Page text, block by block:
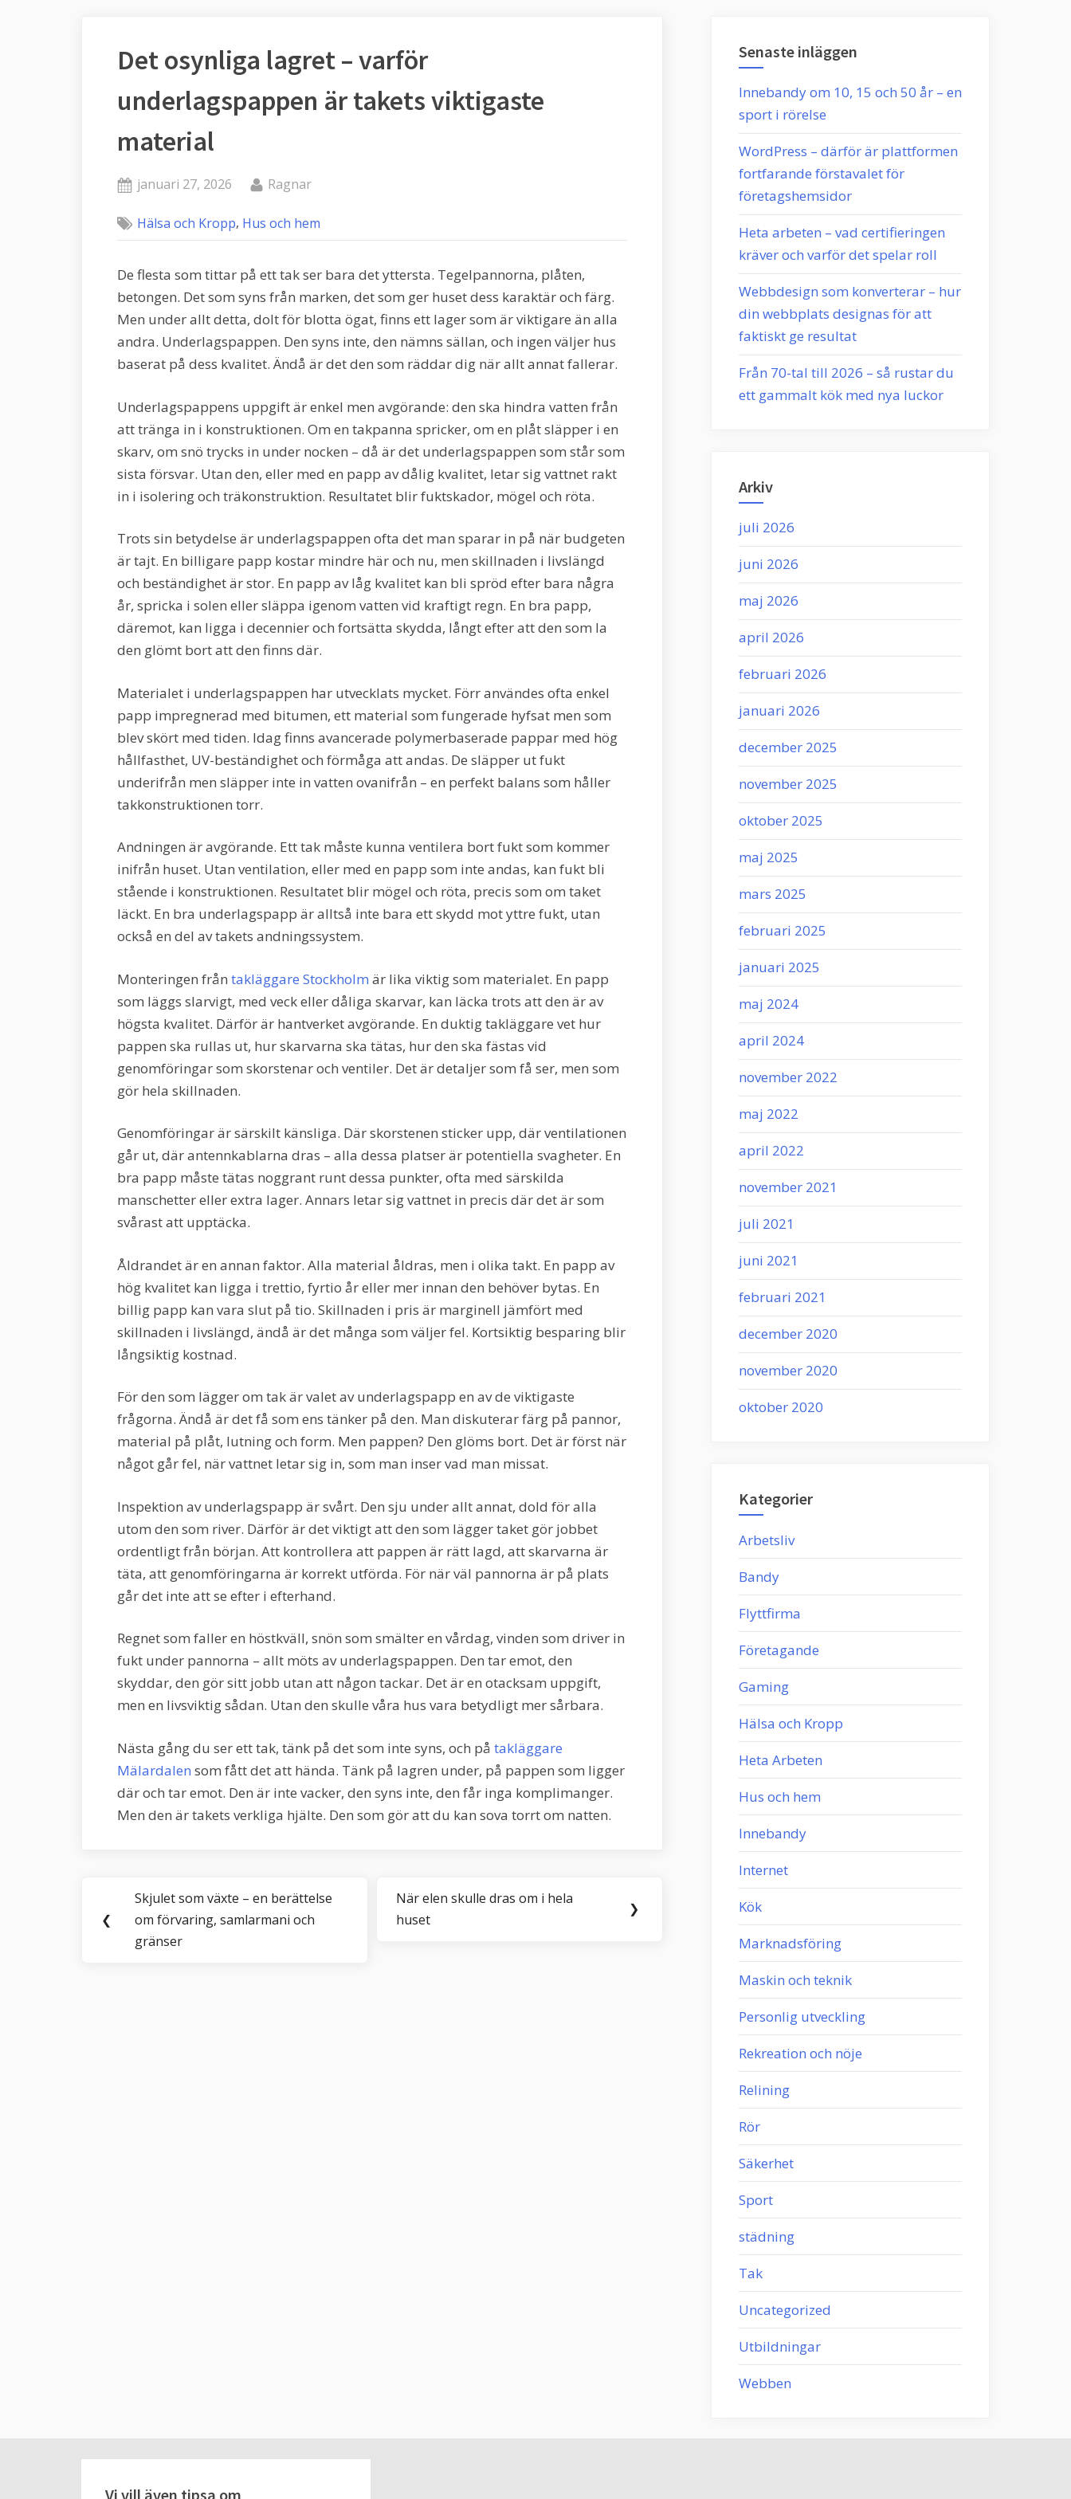
Det osynliga lagret – varför
underlagspappen är takets viktigaste
material
Posted
januari 27, 2026 By
Ragnar
Hälsa och Kropp, Hus och hem
De flesta som tittar på ett tak ser bara det yttersta. Tegelpannorna, plåten,
betongen. Det som syns från marken, det som ger huset dess karaktär och färg.
Men under allt detta, dolt för blotta ögat, finns ett lager som är viktigare än alla
andra. Underlagspappen. Den syns inte, den nämns sällan, och ingen väljer hus
baserat på dess kvalitet. Ändå är det den som räddar dig när allt annat fallerar.
Underlagspappens uppgift är enkel men avgörande: den ska hindra vatten från
att tränga in i konstruktionen. Om en takpanna spricker, om en plåt släpper i en
skarv, om snö trycks in under nocken – då är det underlagspappen som står som
sista försvar. Utan den, eller med en papp av dålig kvalitet, letar sig vattnet rakt
in i isolering och träkonstruktion. Resultatet blir fuktskador, mögel och röta.
Trots sin betydelse är underlagspappen ofta det man sparar in på när budgeten
är tajt. En billigare papp kostar mindre här och nu, men skillnaden i livslängd
och beständighet är stor. En papp av låg kvalitet kan bli spröd efter bara några
år, spricka i solen eller släppa igenom vatten vid kraftigt regn. En bra papp,
däremot, kan ligga i decennier och fortsätta skydda, långt efter att den som la
den glömt bort att den finns där.
Materialet i underlagspappen har utvecklats mycket. Förr användes ofta enkel
papp impregnerad med bitumen, ett material som fungerade hyfsat men som
blev skört med tiden. Idag finns avancerade polymerbaserade pappar med hög
hållfasthet, UV-beständighet och förmåga att andas. De släpper ut fukt
underifrån men släpper inte in vatten ovanifrån – en perfekt balans som håller
takkonstruktionen torr.
Andningen är avgörande. Ett tak måste kunna ventilera bort fukt som kommer
inifrån huset. Utan ventilation, eller med en papp som inte andas, kan fukt bli
stående i konstruktionen. Resultatet blir mögel och röta, precis som om taket
läckt. En bra underlagspapp är alltså inte bara ett skydd mot yttre fukt, utan
också en del av takets andningssystem.
Monteringen från takläggare Stockholm är lika viktig som materialet. En papp
som läggs slarvigt, med veck eller dåliga skarvar, kan läcka trots att den är av
högsta kvalitet. Därför är hantverket avgörande. En duktig takläggare vet hur
pappen ska rullas ut, hur skarvarna ska tätas, hur den ska fästas vid
genomföringar som skorstenar och ventiler. Det är detaljer som få ser, men som
gör hela skillnaden.
Genomföringar är särskilt känsliga. Där skorstenen sticker upp, där ventilationen
går ut, där antennkablarna dras – alla dessa platser är potentiella svagheter. En
bra papp måste tätas noggrant runt dessa punkter, ofta med särskilda
manschetter eller extra lager. Annars letar sig vattnet in precis där det är som
svårast att upptäcka.
Åldrandet är en annan faktor. Alla material åldras, men i olika takt. En papp av
hög kvalitet kan ligga i trettio, fyrtio år eller mer innan den behöver bytas. En
billig papp kan vara slut på tio. Skillnaden i pris är marginell jämfört med
skillnaden i livslängd, ändå är det många som väljer fel. Kortsiktig besparing blir
långsiktig kostnad.
För den som lägger om tak är valet av underlagspapp en av de viktigaste
frågorna. Ändå är det få som ens tänker på den. Man diskuterar färg på pannor,
material på plåt, lutning och form. Men pappen? Den glöms bort. Det är först när
något går fel, när vattnet letar sig in, som man inser vad man missat.
Inspektion av underlagspapp är svårt. Den sju under allt annat, dold för alla
utom den som river. Därför är det viktigt att den som lägger taket gör jobbet
ordentligt från början. Att kontrollera att pappen är rätt lagd, att skarvarna är
täta, att genomföringarna är korrekt utförda. För när väl pannorna är på plats
går det inte att se efter i efterhand.
Regnet som faller en höstkväll, snön som smälter en vårdag, vinden som driver in
fukt under pannorna – allt möts av underlagspappen. Den tar emot, den
skyddar, den gör sitt jobb utan att någon tackar. Det är en otacksam uppgift,
men en livsviktig sådan. Utan den skulle våra hus vara betydligt mer sårbara.
Nästa gång du ser ett tak, tänk på det som inte syns, och på takläggare
Mälardalen som fått det att hända. Tänk på lagren under, på pappen som ligger
där och tar emot. Den är inte vacker, den syns inte, den får inga komplimanger.
Men den är takets verkliga hjälte. Den som gör att du kan sova torrt om natten.
Inläggsnavigering
❮
Previous
Post:
Skjulet som växte – en berättelse
om förvaring, samlarmani och
gränser
Next
Post:
När elen skulle dras om i hela
huset
❯
Senaste inläggen
Innebandy om 10, 15 och 50 år – en
sport i rörelse
WordPress – därför är plattformen
fortfarande förstavalet för
företagshemsidor
Heta arbeten – vad certifieringen
kräver och varför det spelar roll
Webbdesign som konverterar – hur
din webbplats designas för att
faktiskt ge resultat
Från 70-tal till 2026 – så rustar du
ett gammalt kök med nya luckor
Arkiv
juli 2026
juni 2026
maj 2026
april 2026
februari 2026
januari 2026
december 2025
november 2025
oktober 2025
maj 2025
mars 2025
februari 2025
januari 2025
maj 2024
april 2024
november 2022
maj 2022
april 2022
november 2021
juli 2021
juni 2021
februari 2021
december 2020
november 2020
oktober 2020
Kategorier
Arbetsliv
Bandy
Flyttfirma
Företagande
Gaming
Hälsa och Kropp
Heta Arbeten
Hus och hem
Innebandy
Internet
Kök
Marknadsföring
Maskin och teknik
Personlig utveckling
Rekreation och nöje
Relining
Rör
Säkerhet
Sport
städning
Tak
Uncategorized
Utbildningar
Webben
Vi vill även tipsa om